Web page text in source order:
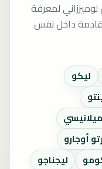
لمعرفة
داخل نفس
ليكو
أوجارو
ليجناجو